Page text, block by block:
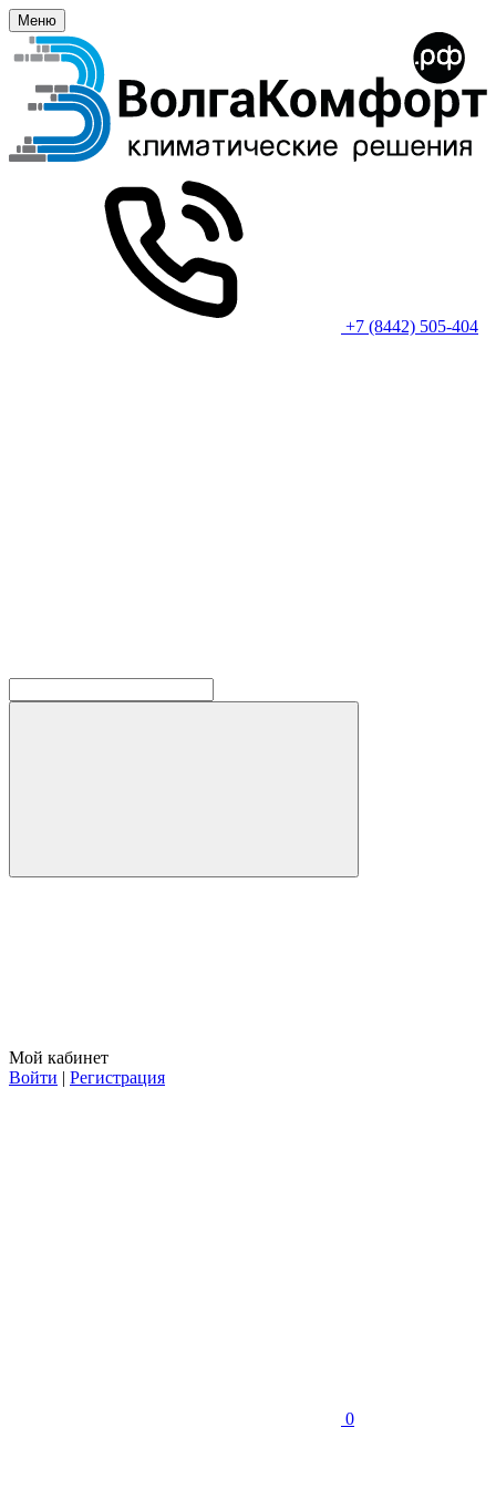
Меню
+7 (8442) 505-404
Мой кабинет
Войти | Регистрация
0